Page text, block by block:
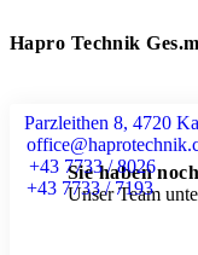
Hapro Technik
Parzleithen 8, 4720
+43 7733 / 8026
+43 7733 / 7193
Sie haben
Unser Team